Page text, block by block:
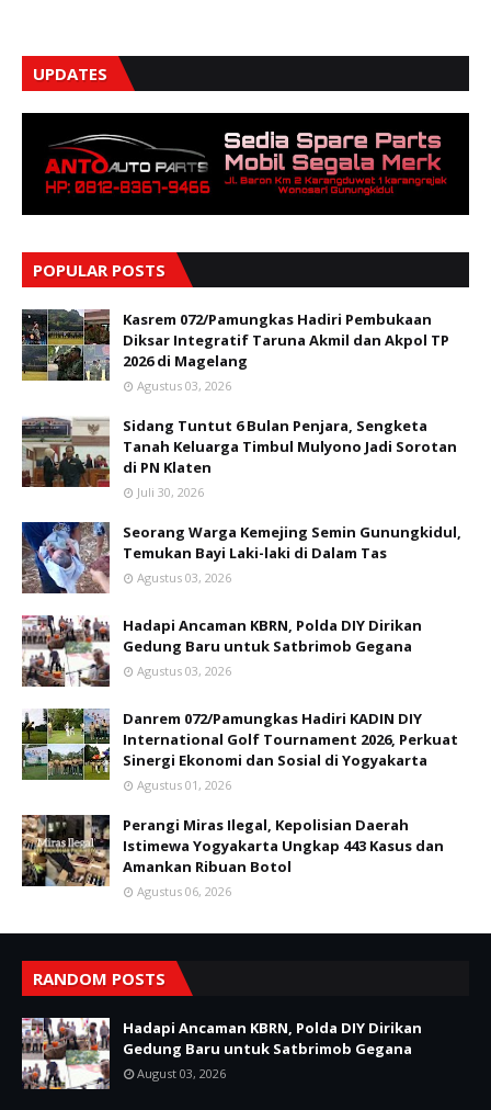
UPDATES
POPULAR POSTS
Kasrem 072/Pamungkas Hadiri Pembukaan
Diksar Integratif Taruna Akmil dan Akpol TP
2026 di Magelang
Agustus 03, 2026
Sidang Tuntut 6 Bulan Penjara, Sengketa
Tanah Keluarga Timbul Mulyono Jadi Sorotan
di PN Klaten
Juli 30, 2026
Seorang Warga Kemejing Semin Gunungkidul,
Temukan Bayi Laki-laki di Dalam Tas
Agustus 03, 2026
Hadapi Ancaman KBRN, Polda DIY Dirikan
Gedung Baru untuk Satbrimob Gegana
Agustus 03, 2026
Danrem 072/Pamungkas Hadiri KADIN DIY
International Golf Tournament 2026, Perkuat
Sinergi Ekonomi dan Sosial di Yogyakarta
Agustus 01, 2026
Perangi Miras Ilegal, Kepolisian Daerah
Istimewa Yogyakarta Ungkap 443 Kasus dan
Amankan Ribuan Botol
Agustus 06, 2026
RANDOM POSTS
Hadapi Ancaman KBRN, Polda DIY Dirikan
Gedung Baru untuk Satbrimob Gegana
August 03, 2026